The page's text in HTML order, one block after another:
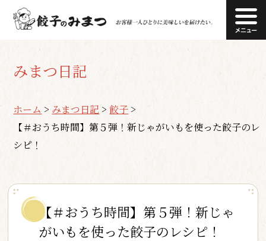
みまつ日記
ホーム > みまつ日記 >餃子 >
【＃おうち時間】第５弾！新じゃがいもを使った餃子のレ
シピ！
【＃おうち時間】第５弾！新じゃ
がいもを使った餃子のレシピ！